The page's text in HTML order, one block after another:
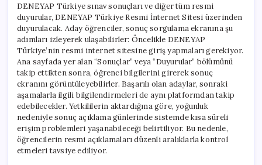
DENEYAP Türkiye sınav sonuçları ve diğer tüm resmi
duyurular, DENEYAP Türkiye Resmi İnternet Sitesi üzerinden
duyurulacak. Aday öğrenciler, sonuç sorgulama ekranına şu
adımları izleyerek ulaşabilirler: Öncelikle DENEYAP
Türkiye’nin resmi internet sitesine giriş yapmaları gerekiyor.
Ana sayfada yer alan “Sonuçlar” veya “Duyurular” bölümünü
takip ettikten sonra, öğrenci bilgilerini girerek sonuç
ekranını görüntüleyebilirler. Başarılı olan adaylar, sonraki
aşamalarla ilgili bilgilendirmeleri de aynı platformdan takip
edebilecekler. Yetkililerin aktardığına göre, yoğunluk
nedeniyle sonuç açıklama günlerinde sistemde kısa süreli
erişim problemleri yaşanabileceği belirtiliyor. Bu nedenle,
öğrencilerin resmi açıklamaları düzenli aralıklarla kontrol
etmeleri tavsiye ediliyor.